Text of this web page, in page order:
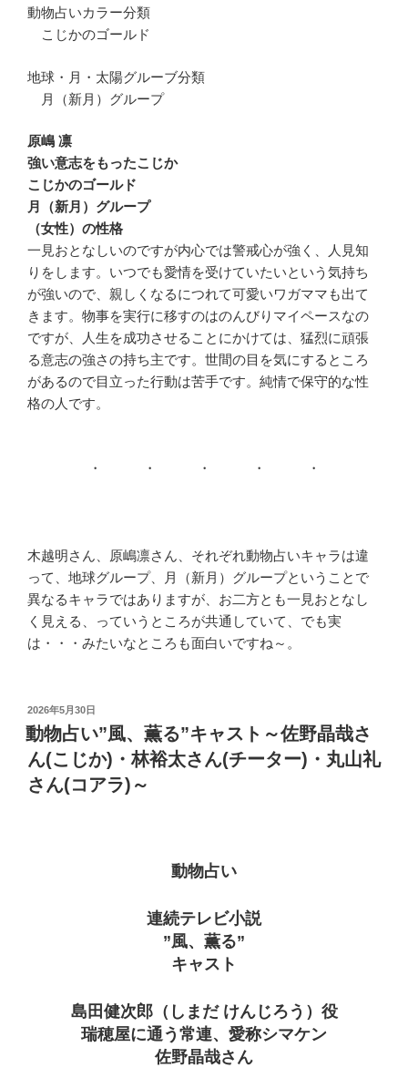
動物占いカラー分類
こじかのゴールド
地球・月・太陽グルーブ分類
月（新月）グループ
原嶋 凛
強い意志をもったこじか
こじかのゴールド
月（新月）グループ
（女性）の性格
一見おとなしいのですが内心では警戒心が強く、人見知
りをします。いつでも愛情を受けていたいという気持ち
が強いので、親しくなるにつれて可愛いワガママも出て
きます。物事を実行に移すのはのんびりマイペースなの
ですが、人生を成功させることにかけては、猛烈に頑張
る意志の強さの持ち主です。世間の目を気にするところ
があるので目立った行動は苦手です。純情で保守的な性
格の人です。
・ ・ ・ ・ ・
木越明さん、原嶋凛さん、それぞれ動物占いキャラは違
って、地球グループ、月（新月）グループということで
異なるキャラではありますが、お二方とも一見おとなし
く見える、っていうところが共通していて、でも実
は・・・みたいなところも面白いですね～。
投
稿
日:
2026年5月30日
動物占い”風、薫る”キャスト～佐野晶哉さ
ん(こじか)・林裕太さん(チーター)・丸山礼
さん(コアラ)～
動物占い
連続テレビ小説
”風、薫る”
キャスト
島田健次郎（しまだ けんじろう）役
瑞穂屋に通う常連、愛称シマケン
佐野晶哉さん